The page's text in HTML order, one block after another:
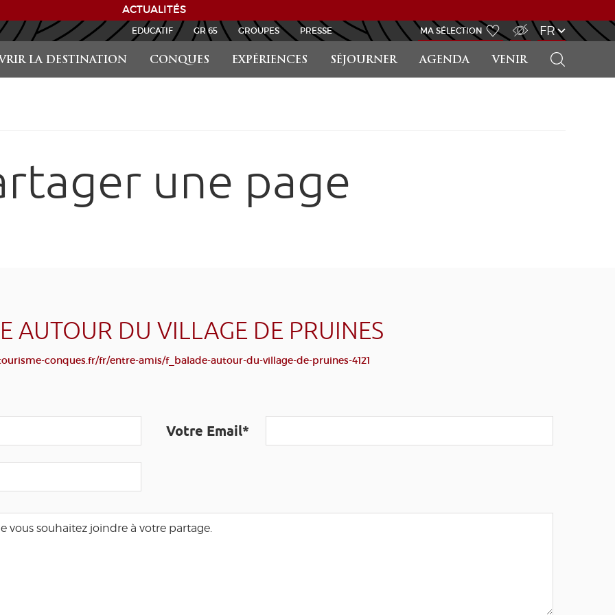
ACTUALITÉS
LA DESTINATION CONQUES EXPÉRIENCES SÉJOURNER AGENDA VENIR
EDUCATIF GR 65 GROUPES PRESSE MA SÉLECTION FR
une page
AUTOUR DU VILLAGE DE PRUINES
conques.fr/fr/entre-amis/f_balade-autour-du-village-de-pruines-4121
Votre Email*